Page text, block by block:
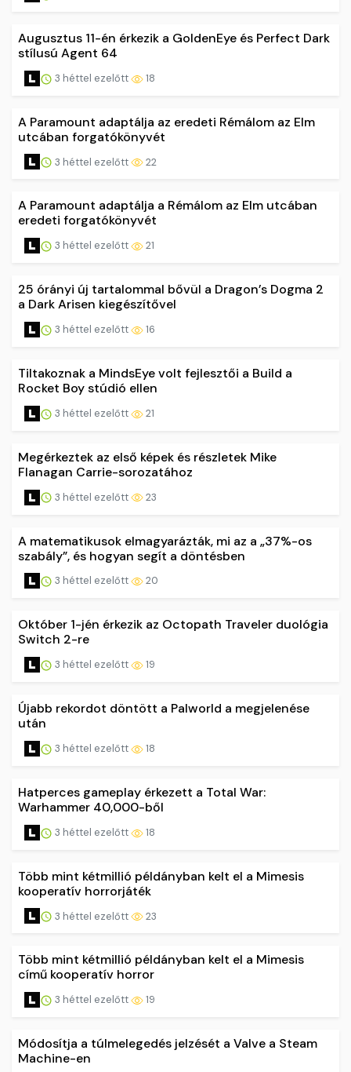
Augusztus 11-én érkezik a GoldenEye és Perfect Dark
stílusú Agent 64
3 héttel ezelőtt 18
A Paramount adaptálja az eredeti Rémálom az Elm
utcában forgatókönyvét
3 héttel ezelőtt 22
A Paramount adaptálja a Rémálom az Elm utcában
eredeti forgatókönyvét
3 héttel ezelőtt 21
25 órányi új tartalommal bővül a Dragon’s Dogma 2
a Dark Arisen kiegészítővel
3 héttel ezelőtt 16
Tiltakoznak a MindsEye volt fejlesztői a Build a
Rocket Boy stúdió ellen
3 héttel ezelőtt 21
Megérkeztek az első képek és részletek Mike
Flanagan Carrie-sorozatához
3 héttel ezelőtt 23
A matematikusok elmagyarázták, mi az a „37%-os
szabály”, és hogyan segít a döntésben
3 héttel ezelőtt 20
Október 1-jén érkezik az Octopath Traveler duológia
Switch 2-re
3 héttel ezelőtt 19
Újabb rekordot döntött a Palworld a megjelenése
után
3 héttel ezelőtt 18
Hatperces gameplay érkezett a Total War:
Warhammer 40,000-ből
3 héttel ezelőtt 18
Több mint kétmillió példányban kelt el a Mimesis
kooperatív horrorjáték
3 héttel ezelőtt 23
Több mint kétmillió példányban kelt el a Mimesis
című kooperatív horror
3 héttel ezelőtt 19
Módosítja a túlmelegedés jelzését a Valve a Steam
Machine-en